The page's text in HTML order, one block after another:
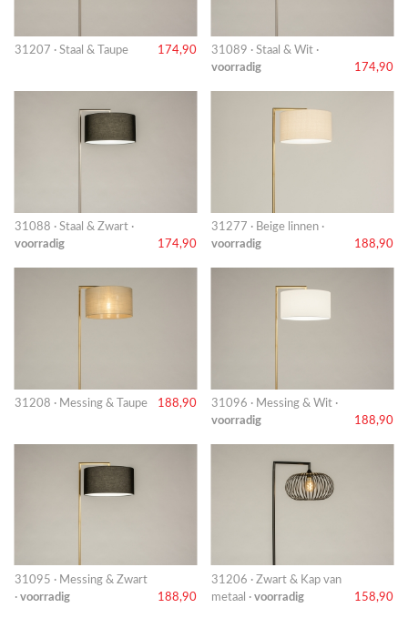
31207 · Staal & Taupe 174,90
31089 · Staal & Wit ·
voorradig
174,90
31088 · Staal & Zwart ·
voorradig
174,90
31277 · Beige linnen ·
voorradig
188,90
31208 · Messing & Taupe 188,90
31096 · Messing & Wit ·
voorradig
188,90
31095 · Messing & Zwart
· voorradig 188,90
31206 · Zwart & Kap van
metaal · voorradig 158,90